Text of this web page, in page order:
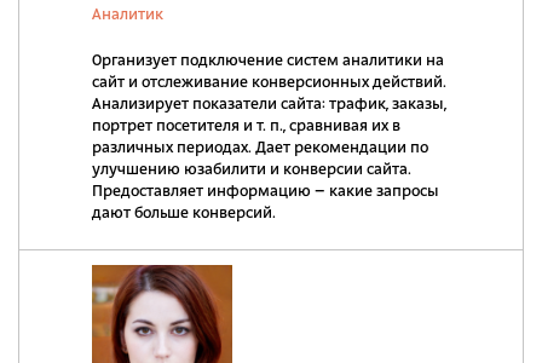
Аналитик
Организует подключение систем аналитики на
сайт и отслеживание конверсионных действий.
Анализирует показатели сайта: трафик, заказы,
портрет посетителя и т. п., сравнивая их в
различных периодах. Дает рекомендации по
улучшению юзабилити и конверсии сайта.
Предоставляет информацию – какие запросы
дают больше конверсий.